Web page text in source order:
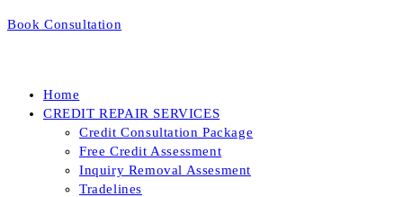
Book Consultation
Home
CREDIT REPAIR SERVICES
Credit Consultation Package
Free Credit Assessment
Inquiry Removal Assesment
Tradelines